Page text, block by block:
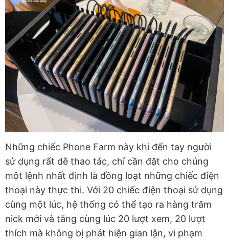
Những chiếc Phone Farm này khi đến tay người
sử dụng rất dễ thao tác, chỉ cần đặt cho chúng
một lệnh nhất định là đồng loạt những chiếc điện
thoại này thực thi. Với 20 chiếc điện thoại sử dụng
cùng một lúc, hệ thống có thể tạo ra hàng trăm
nick mới và tăng cùng lúc 20 lượt xem, 20 lượt
thích mà không bị phát hiện gian lận, vi phạm